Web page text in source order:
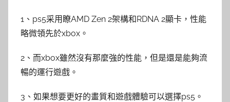
1、ps5采用瞭AMD Zen 2架構和RDNA 2顯卡，性能
略微領先於xbox。
2、而xbox雖然沒有那麼強的性能，但是還是能夠流
暢的運行遊戲。
3、如果想要更好的畫質和遊戲體驗可以選擇ps5。